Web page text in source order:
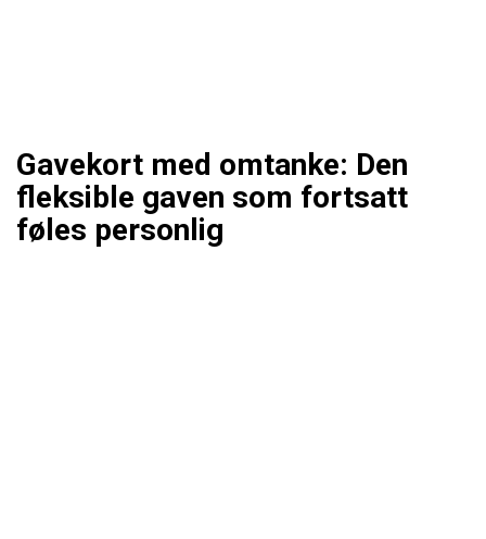
Gavekort med omtanke: Den
fleksible gaven som fortsatt
føles personlig